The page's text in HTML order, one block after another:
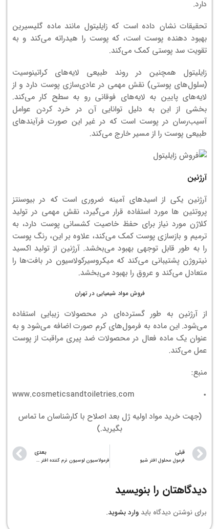
دارد.
تحقیقات نشان داده است که زایلیتول مانند ماده گلیسیرین
بهبود دهنده پوست است، که پوست را هیدراته می‌کند و به
تقویت سد پوستی کمک می‌کند.
زایلیتول همچنین در روند طبیعی لایه‌های کراتینوسیت
(سلول‌های پوستی) نقش مهمی در عادی‌سازی پوست دارد و از
لایه‌های پایین به لایه‌های فوقانی رو به سطح کار می‌کند.
بخشی از این به دلیل توانایی آن در خرد کردن عوامل
آسیب‌رسان در پوست است که در غیر این صورت فرآیندهای
طبیعی پوست را از مسیر خارج می‌کند.
آرژنین
آرژنین یکی از اسیدهای آمینه ضروری است که در بیوسنتز
پروتئین ها مورد استفاده قرار می‌گیرد، نقش مهمی در تولید
کلاژن مورد نیاز برای حفظ خاصیت کشسانی پوست دارد، به
ترمیم و بازسازی پوست کمک می‌کند، علاوه بر این، رنگ پوست
را به طور قابل توجهی بهبود می‌بخشد. آرژنین از تولید اکسید
نیتروژن پشتیبانی می‌کند که میکروسیرکولاسیون در بافت‌ها را
متعادل می‌کند و عروق را بهبود می‌بخشد.
فروش مواد شیمیایی در تهران
از آرژنین به طور گسترده‌ای در محصولات زیبایی استفاده
می‌شود. این ماده به فرمول‌های کرم صورت اضافه می‌شود و به
عنوان یک ماده فعال در محصولات ضد پیری مراقبت از پوست
عمل می‌کند.
منبع:
www.cosmeticsandtoiletries.com
(جهت خرید مواد اولیه ژل بعد اصلاح با کارشناسان ما تماس
بگیرید.)
قبلی
فرمول محلول افتر شیو
بعدی
فرمولاسیون لوسیون نرم کننده افتر شیو
دیدگاهتان را بنویسید
برای نوشتن دیدگاه باید وارد بشوید.